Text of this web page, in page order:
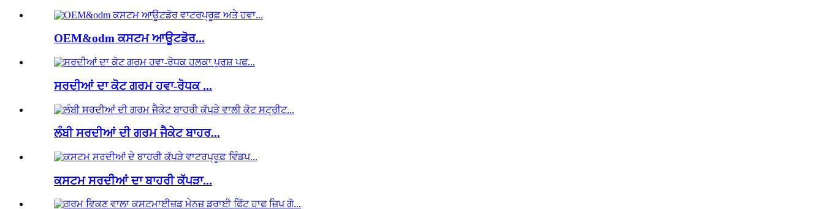
OEM&odm ਕਸਟਮ ਆਊਟਡੋਰ...
ਸਰਦੀਆਂ ਦਾ ਕੋਟ ਗਰਮ ਹਵਾ-ਰੋਧਕ ...
ਲੰਬੀ ਸਰਦੀਆਂ ਦੀ ਗਰਮ ਜੈਕੇਟ ਬਾਹਰ...
ਕਸਟਮ ਸਰਦੀਆਂ ਦਾ ਬਾਹਰੀ ਕੱਪੜਾ...